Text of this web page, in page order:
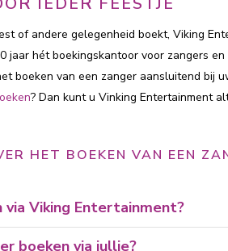
of andere gelegenheid boekt, Viking
jaar hét boekingskantoor voor zangers
boeken van een zanger aansluitend bij
? Dan kunt u Vinking Entertainment
HET BOEKEN VAN EEN
via Viking Entertainment?
boeken via jullie?